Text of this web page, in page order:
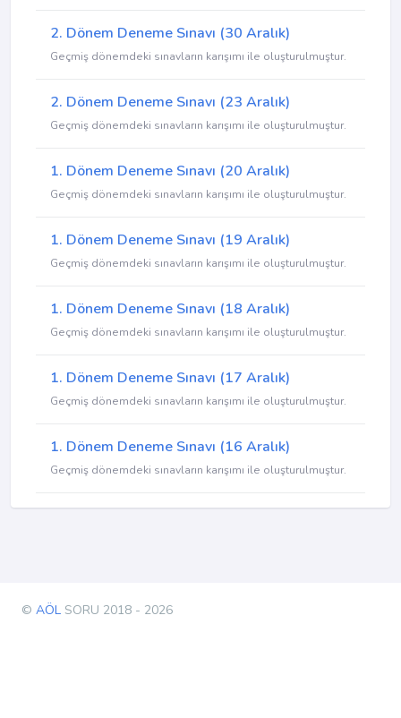
2. Dönem Deneme Sınavı (30 Aralık)
Geçmiş dönemdeki sınavların karışımı ile oluşturulmuştur.
2. Dönem Deneme Sınavı (23 Aralık)
Geçmiş dönemdeki sınavların karışımı ile oluşturulmuştur.
1. Dönem Deneme Sınavı (20 Aralık)
Geçmiş dönemdeki sınavların karışımı ile oluşturulmuştur.
1. Dönem Deneme Sınavı (19 Aralık)
Geçmiş dönemdeki sınavların karışımı ile oluşturulmuştur.
1. Dönem Deneme Sınavı (18 Aralık)
Geçmiş dönemdeki sınavların karışımı ile oluşturulmuştur.
1. Dönem Deneme Sınavı (17 Aralık)
Geçmiş dönemdeki sınavların karışımı ile oluşturulmuştur.
1. Dönem Deneme Sınavı (16 Aralık)
Geçmiş dönemdeki sınavların karışımı ile oluşturulmuştur.
© AÖL SORU 2018 - 2026